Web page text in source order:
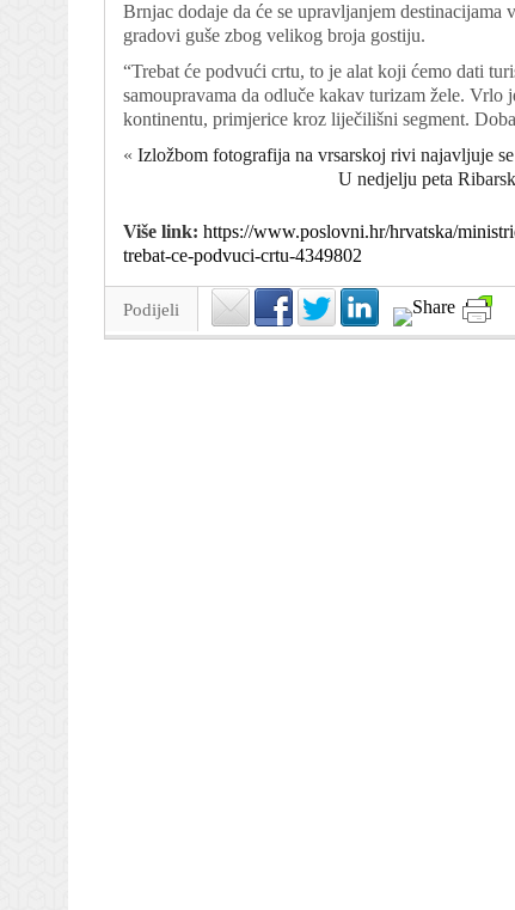
Brnjac dodaje da će se upravljanjem
gradovi guše zbog velikog broja gostiju.
“Trebat će podvući crtu, to je alat koji ćemo dati
samoupravama da odluče kakav turizam žele.
kontinentu, primjerice kroz liječilišni segment.
« Izložbom fotografija na vrsarskoj rivi najavljuje
U nedjelju peta
Više link: https://www.poslovni.hr/hrvatska/
trebat-ce-podvuci-crtu-4349802
Podijeli